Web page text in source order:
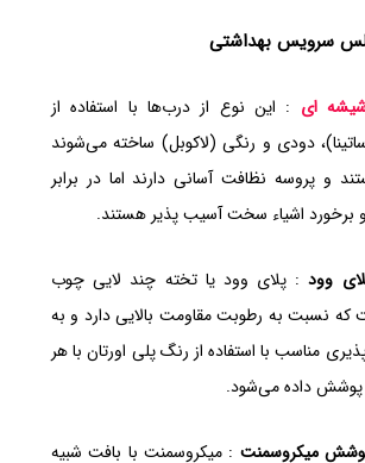
لس سرویس بهداشتی
ای : این نوع از درب‌ها با استفاده از
دودی و رنگی (لاکوبل) ساخته می‌شوند
و پروسه نظافت آسانی دارند اما در برابر
برخورد اشیاء سخت آسیب پذیر هستند.
وود: پلای وود یا تخته چند لایی چوب
نسبت به رطوبت مقاومت بالایی دارد و به
مناسب با استفاده از رنگ پلی اورتان با هر
داده می‌شود.
میکروسمنت : میکروسمنت با بافت شبیه